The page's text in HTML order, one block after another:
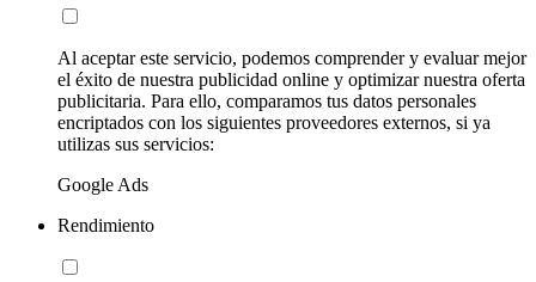
Al aceptar este servicio, podemos comprender y evaluar mejor
el éxito de nuestra publicidad online y optimizar nuestra oferta
publicitaria. Para ello, comparamos tus datos personales
encriptados con los siguientes proveedores externos, si ya
utilizas sus servicios:
Google Ads
Rendimiento